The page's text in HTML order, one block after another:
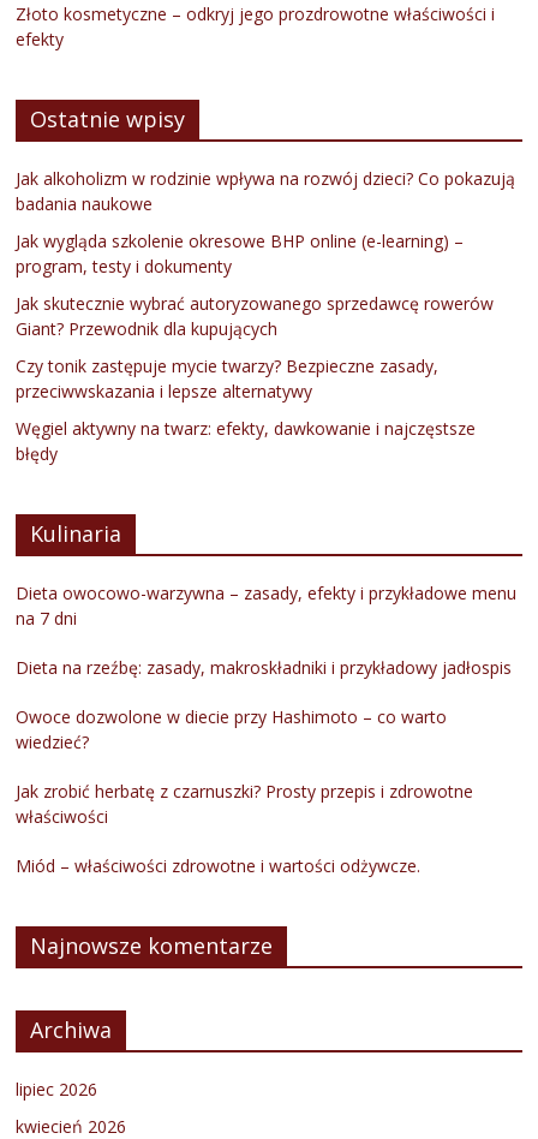
Złoto kosmetyczne – odkryj jego prozdrowotne właściwości i
efekty
Ostatnie wpisy
Jak alkoholizm w rodzinie wpływa na rozwój dzieci? Co pokazują
badania naukowe
Jak wygląda szkolenie okresowe BHP online (e-learning) –
program, testy i dokumenty
Jak skutecznie wybrać autoryzowanego sprzedawcę rowerów
Giant? Przewodnik dla kupujących
Czy tonik zastępuje mycie twarzy? Bezpieczne zasady,
przeciwwskazania i lepsze alternatywy
Węgiel aktywny na twarz: efekty, dawkowanie i najczęstsze
błędy
Kulinaria
Dieta owocowo-warzywna – zasady, efekty i przykładowe menu
na 7 dni
Dieta na rzeźbę: zasady, makroskładniki i przykładowy jadłospis
Owoce dozwolone w diecie przy Hashimoto – co warto
wiedzieć?
Jak zrobić herbatę z czarnuszki? Prosty przepis i zdrowotne
właściwości
Miód – właściwości zdrowotne i wartości odżywcze.
Najnowsze komentarze
Archiwa
lipiec 2026
kwiecień 2026